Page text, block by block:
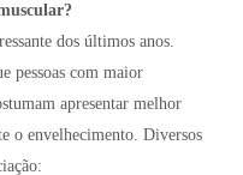
dos últimos anos.
pessoas com maior
apresentar melhor
o envelhecimento. Diversos